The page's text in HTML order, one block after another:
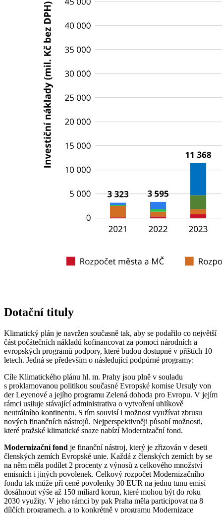
Dotační tituly
Klimatický plán je navržen současně tak, aby se podařilo co největší
část počátečních nákladů kofinancovat za pomoci národních a
evropských programů podpory, které budou dostupné v příštích 10
letech. Jedná se především o následující podpůrné programy:
Cíle Klimatického plánu hl. m. Prahy jsou plně v souladu
s proklamovanou politikou současné Evropské komise Ursuly von
der Leyenové a jejího programu Zelená dohoda pro Evropu. V jejím
rámci usiluje stávající administrativa o vytvoření uhlíkově
neutrálního kontinentu. S tím souvisí i možnost využívat zbrusu
nových finančních nástrojů. Nejperspektivněji působí možnosti,
které pražské klimatické snaze nabízí Modernizační fond.
Modernizační fond je finanční nástroj, který je zřizován v deseti
členských zemích Evropské unie. Každá z členských zemích by se
na něm měla podílet 2 procenty z výnosů z celkového množství
emisních i jiných povolenek. Celkový rozpočet Modernizačního
fondu tak může při ceně povolenky 30 EUR na jednu tunu emisí
dosáhnout výše až 150 miliard korun, které mohou být do roku
2030 využity. V jeho rámci by pak Praha měla participovat na 8
dílčích programech, a to konkrétně v programu Modernizace